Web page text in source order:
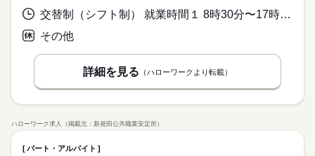
交替制（シフト制） 就業時間１ 8時30分〜17時30分 就業時間に関する特記事項 乗務日は運行指示書によります。
その他
詳細を見る （ハローワークより転載）
ハローワーク求人（掲載元：新発田公共職業安定所）
パート・アルバイト